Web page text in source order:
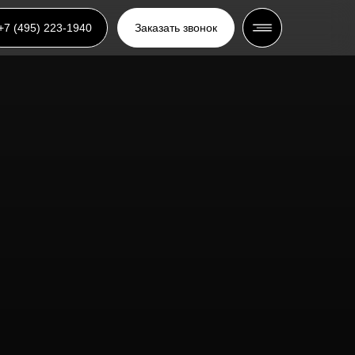
(495) 223-1940 Заказать звонок